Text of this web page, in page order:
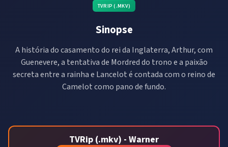
TVRIP (.MKV)
Sinopse
A história do casamento do rei da Inglaterra, Arthur, com
Guenevere, a tentativa de Mordred do trono e a paixão
secreta entre a rainha e Lancelot é contada com o reino de
Camelot como pano de fundo.
TVRip (.mkv) - Warner